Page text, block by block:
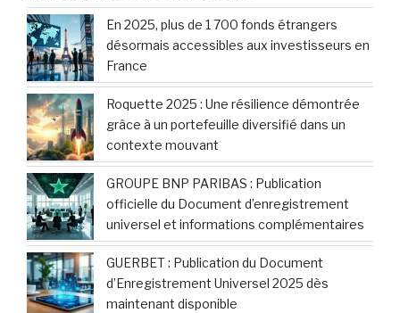
En 2025, plus de 1 700 fonds étrangers
désormais accessibles aux investisseurs en
France
Roquette 2025 : Une résilience démontrée
grâce à un portefeuille diversifié dans un
contexte mouvant
GROUPE BNP PARIBAS : Publication
officielle du Document d’enregistrement
universel et informations complémentaires
GUERBET : Publication du Document
d’Enregistrement Universel 2025 dès
maintenant disponible